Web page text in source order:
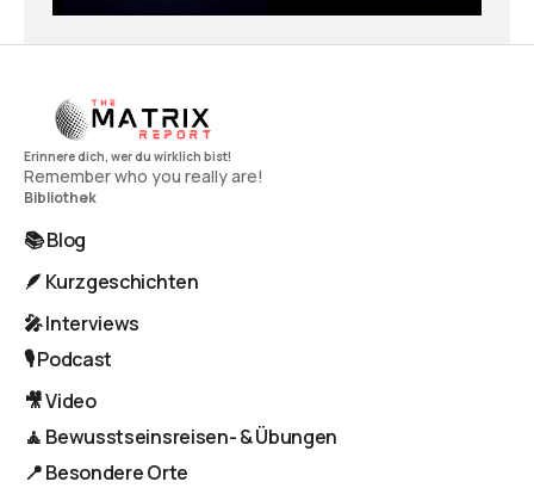
Remember who you really are!
Bibliothek
📚 Blog
🪶 Kurzgeschichten
🎤 Interviews
🎙️ Podcast
🎥 Video
🧘 Bewusstseinsreisen- & Übungen
📍 Besondere Orte